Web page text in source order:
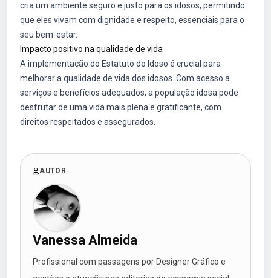
cria um ambiente seguro e justo para os idosos, permitindo
que eles vivam com dignidade e respeito, essenciais para o
seu bem-estar.
Impacto positivo na qualidade de vida
A implementação do Estatuto do Idoso é crucial para
melhorar a qualidade de vida dos idosos. Com acesso a
serviços e benefícios adequados, a população idosa pode
desfrutar de uma vida mais plena e gratificante, com
direitos respeitados e assegurados.
AUTOR
Vanessa Almeida
Profissional com passagens por Designer Gráfico e